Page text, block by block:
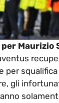
Maurizio
per
gli